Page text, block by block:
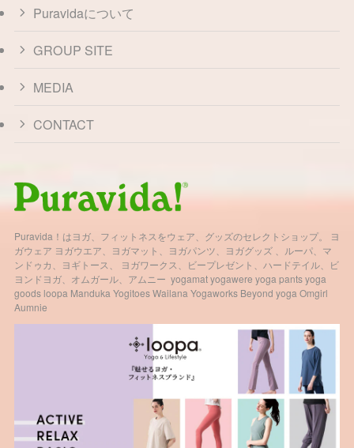
Puravidaについて
GROUP SITE
MEDIA
CONTACT
Puravida！はヨガ、フィットネスをウェア、グッズのセレクトショップ。 ヨ
ガウェア ヨガウエア、ヨガマット、ヨガパンツ、ヨガグッズ 、ルーパ、マ
ンドゥカ、ヨギトース、 ヨガワークス、ビープレゼント、ハードテイル、ビ
ヨンドヨガ、オムガール、アムニー yogamat yogawere yoga pants yoga
goods loopa Manduka Yogitoes Wailana Yogaworks Beyond yoga Omgirl
Aumnie